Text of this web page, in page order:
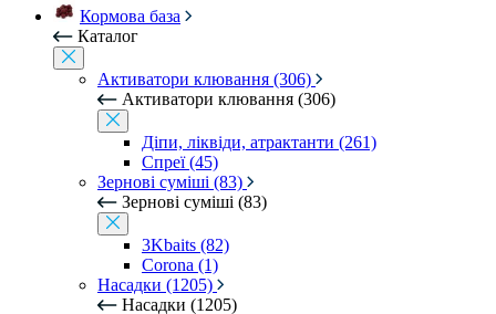
Кормова база
Каталог
Активатори клювання (306)
Активатори клювання (306)
Діпи, ліквіди, атрактанти (261)
Спреї (45)
Зернові суміші (83)
Зернові суміші (83)
3Kbaits (82)
Corona (1)
Насадки (1205)
Насадки (1205)